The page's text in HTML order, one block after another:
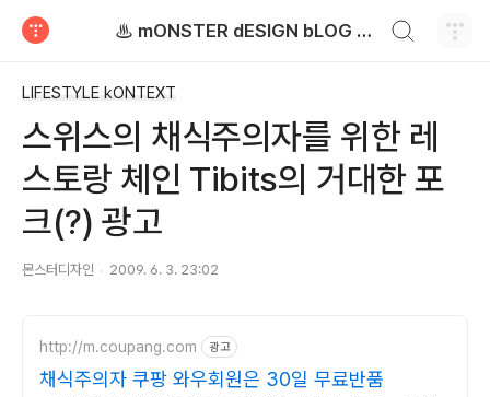
♨ mONSTER dESIGN bLOG - 몬스터디자인 블로그
LIFESTYLE kONTEXT
스위스의 채식주의자를 위한 레
스토랑 체인 Tibits의 거대한 포
크(?) 광고
몬스터디자인 2009. 6. 3. 23:02
http://m.coupang.com 광고
채식주의자 쿠팡 와우회원은 30일 무료반품